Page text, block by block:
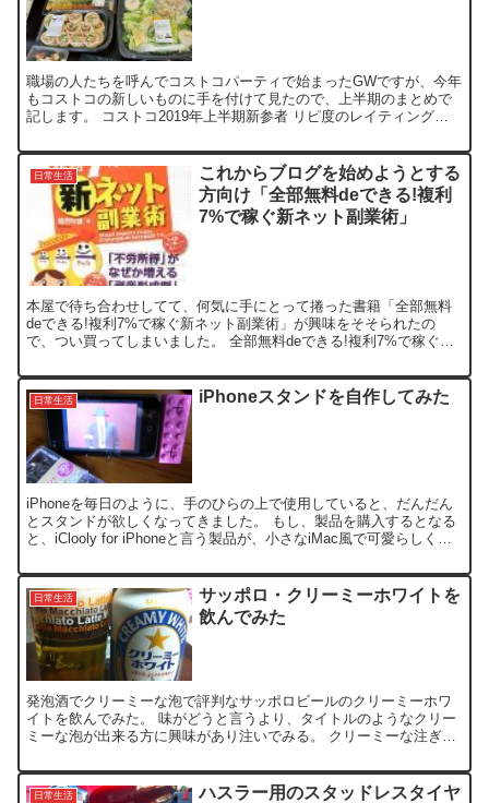
職場の人たちを呼んでコストコパーティで始まったGWですが、今年
もコストコの新しいものに手を付けて見たので、上半期のまとめで
記します。 コストコ2019年上半期新参者 リピ度のレイティングス
日常生活
これからブログを始めようとする
方向け「全部無料deできる!複利
7%で稼ぐ新ネット副業術」
本屋で待ち合わせしてて、何気に手にとって捲った書籍「全部無料
deできる!複利7%で稼ぐ新ネット副業術」が興味をそそられたの
で、つい買ってしまいました。 全部無料deできる!複利7%で稼ぐ新
日常生活 iPhoneスタンドを自作してみた
iPhoneを毎日のように、手のひらの上で使用していると、だんだん
とスタンドが欲しくなってきました。 もし、製品を購入するとなる
と、iClooly for iPhoneと言う製品が、小さなiMac風で可愛らしく、
日常生活
サッポロ・クリーミーホワイトを
飲んでみた
発泡酒でクリーミーな泡で評判なサッポロビールのクリーミーホワ
イトを飲んでみた。 味がどうと言うより、タイトルのようなクリー
ミーな泡が出来る方に興味があり注いでみる。 クリーミーな注ぎ方
日常生活
ハスラー用のスタッドレスタイヤ